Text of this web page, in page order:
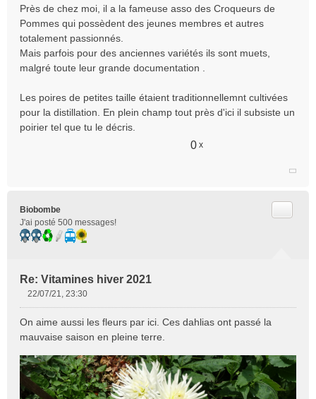
Près de chez moi, il a la fameuse asso des Croqueurs de
Pommes qui possèdent des jeunes membres et autres
totalement passionnés.
Mais parfois pour des anciennes variétés ils sont muets,
malgré toute leur grande documentation .
Les poires de petites taille étaient traditionnellemnt cultivées
pour la distillation. En plein champ tout près d'ici il subsiste un
poirier tel que tu le décris.
0 x
Biobombe
J'ai posté 500 messages!
Re: Vitamines hiver 2021
s
s
a
g
e
n
22/07/21, 23:30
On aime aussi les fleurs par ici. Ces dahlias ont passé la
mauvaise saison en pleine terre.